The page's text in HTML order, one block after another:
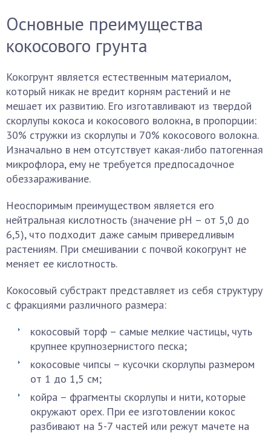
Основные преимущества
кокосового грунта
Кокогрунт является естественным материалом,
который никак не вредит корням растений и не
мешает их развитию. Его изготавливают из твердой
скорлупы кокоса и кокосового волокна, в пропорции:
30% стружки из скорлупы и 70% кокосового волокна.
Изначально в нем отсутствует какая-либо патогенная
микрофлора, ему не требуется предпосадочное
обеззараживание.
Неоспоримым преимуществом является его
нейтральная кислотность (значение pH – от 5,0 до
6,5), что подходит даже самым привередливым
растениям. При смешивании с почвой кокогрунт не
меняет ее кислотность.
Кокосовый субстракт представляет из себя структуру
с фракциями различного размера:
кокосовый торф – самые мелкие частицы, чуть
крупнее крупнозернистого песка;
кокосовые чипсы – кусочки скорлупы размером
от 1 до 1,5 см;
койра – фрагменты скорлупы и нити, которые
окружают орех. При ее изготовлении кокос
разбивают на 5-7 частей или режут мачете на